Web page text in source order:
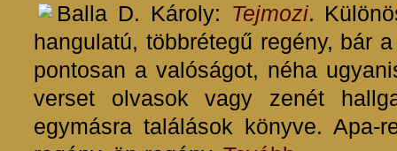
Balla D. Károly: Tejmozi.
hangulatú, többrétegű regény, bár
pontosan a valóságot, néha
verset olvasok vagy zenét
egymásra találások könyve. Apa-